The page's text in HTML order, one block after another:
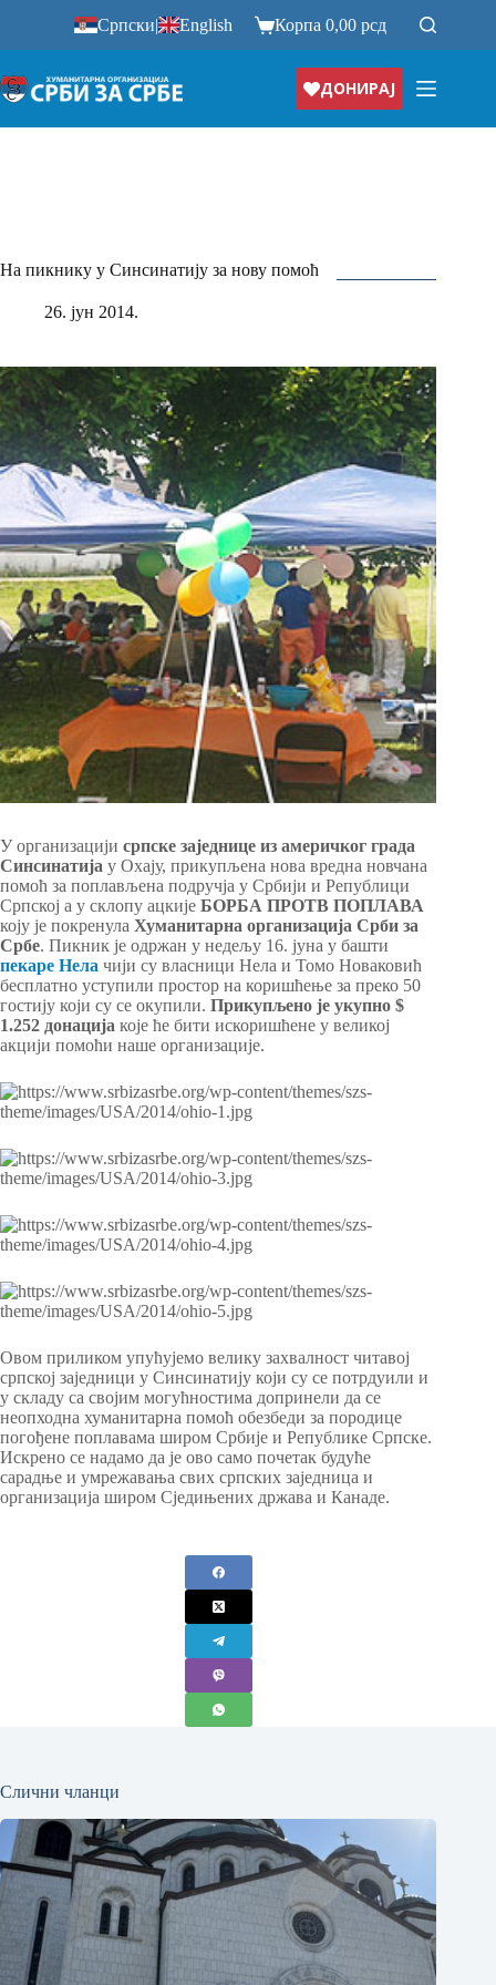
Српски| English Корпа0,00рсд
ДОНИРАЈ
На пикнику у Синсинатију за нову помоћ
26. јун 2014.
У организацији српске заједнице из америчког града
Синсинатија у Охају, прикупљена нова вредна новчана
помоћ за поплављена подручја у Србији и Републици
Српској а у склопу ацкије БОРБА ПРОТВ ПОПЛАВА
коју је покренула Хуманитарна организација Срби за
Србе. Пикник је одржан у недељу 16. јуна у башти
пекаре Нела чији су власници Нела и Томо Новаковић
бесплатно уступили простор на коришћење за преко 50
гостију који су се окупили. Прикупљено је укупно $
1.252 донација које ће бити искоришћене у великој
акцији помоћи наше организације.
Овом приликом упућујемо велику захвалност читавој
српској заједници у Синсинатију који су се потрдуили и
у складу са својим могућностима допринели да се
неопходна хуманитарна помоћ обезбеди за породице
погођене поплавама широм Србије и Републике Српске.
Искрено се надамо да је ово само почетак будуће
сарадње и умрежавања свих српских заједница и
организација широм Сједињених држава и Канаде.
Слични чланци